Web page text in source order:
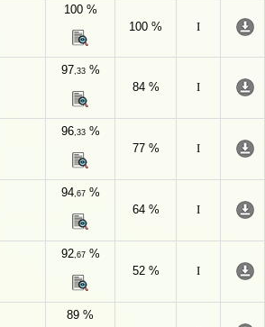
100 %
100 %
I
97,33%
84 %
I
96,33%
77 %
I
94,67%
64 %
I
92,67%
52 %
I
89 %